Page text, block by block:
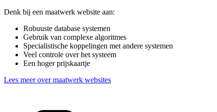
Denk bij een maatwerk website aan:
Robuuste database systemen
Gebruik van complexe algoritmes
Specialistische koppelingen met andere systemen
Veel controle over het systeem
Een hoger prijskaartje
Lees meer over maatwerk websites